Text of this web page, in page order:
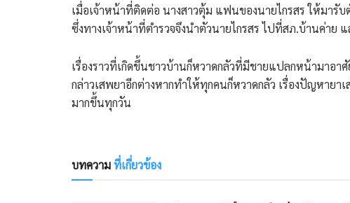
เมื่อเจ้าหน้าที่ติดต่อ นางสาวตุ้ม แฟนของนายไกรสร ให้มารั
ซึ่งทางเจ้าหน้าที่ตำรวจจึงนำตัวนายไกรสร ไปที่สภ.บ้านค่าย
เรื่องราวที่เกิดขึ้นชาวบ้านก็หวาดกลัวที่มีชายแปลกหน้ามาอา
กล่าวเสพยาอีกต่างหากทำให้ทุกคนก็หวาดกลัว เรื่องปัญหาย
มากขึ้นทุกวัน
บทความที่เกี่ยวข้อง